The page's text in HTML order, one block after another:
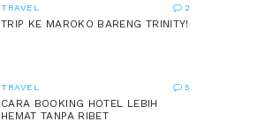
TRAVEL 2
TRIP KE MAROKO BARENG TRINITY!
TRAVEL 5
CARA BOOKING HOTEL LEBIH
HEMAT TANPA RIBET